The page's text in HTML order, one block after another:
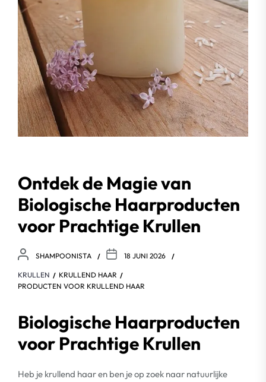
Ontdek de Magie van
Biologische Haarproducten
voor Prachtige Krullen
SHAMPOONISTA 18 JUNI 2026
KRULLEN
KRULLEND HAAR
PRODUCTEN VOOR KRULLEND HAAR
Biologische Haarproducten
voor Prachtige Krullen
Heb je krullend haar en ben je op zoek naar natuurlijke